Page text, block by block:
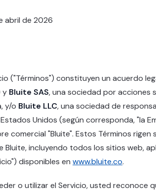
abril de 2026
("Términos") constituyen un acuerdo
y Bluite SAS, una sociedad por acciones
y/o Bluite LLC, una sociedad de
Unidos (según corresponda, "la
comercial "Bluite". Estos Términos
Bluite, incluyendo todos los sitios web,
disponibles en www.bluite.co.
o utilizar el Servicio, usted reconoce